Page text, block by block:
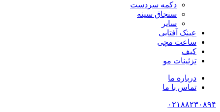
دکمه سردست
سنجاق سینه
سایر
عینک آفتابی
ساعت مچی
کیف
تزئینات مو
درباره ما
تماس با ما
۰۲۱۸۸۲۳۰۸۹۴